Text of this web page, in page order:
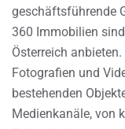
geschäftsführende
360 Immobilien
Österreich
Fotografien und
bestehenden
Medienkanäle, von